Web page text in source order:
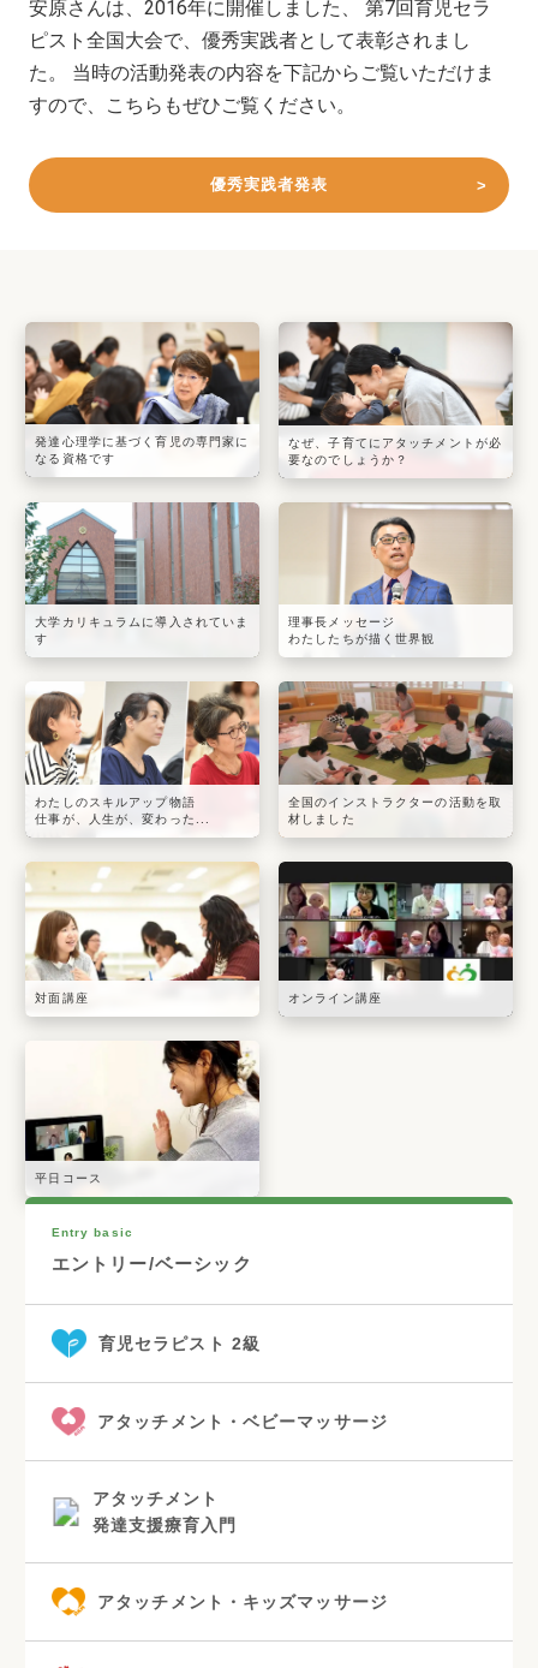
安原さんは、2016年に開催しました、 第7回育児セラ
ピスト全国大会で、優秀実践者として表彰されまし
た。 当時の活動発表の内容を下記からご覧いただけま
すので、こちらもぜひご覧ください。
優秀実践者発表
発達心理学に基づく育児の専門家に
なる資格です
なぜ、子育てにアタッチメントが必
要なのでしょうか？
大学カリキュラムに導入されていま
す
理事長メッセージ
わたしたちが描く世界観
わたしのスキルアップ物語
仕事が、人生が、変わった...
全国のインストラクターの活動を取
材しました
対面講座 オンライン講座
平日コース
Entry basic
エントリー/ベーシック
育児セラピスト 2級
アタッチメント・ベビーマッサージ
アタッチメント
発達支援療育入門
アタッチメント・キッズマッサージ